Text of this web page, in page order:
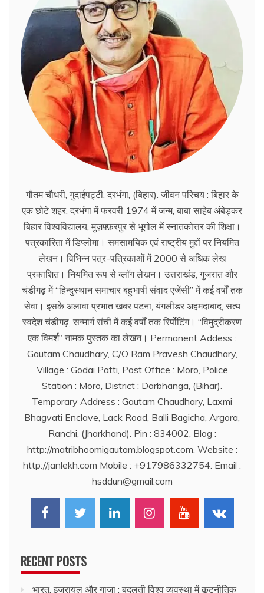
गौतम चौधरी, गुदाईपट्टी, दरभंगा, (बिहार). जीवन परिचय : बिहार के
एक छोटे शहर, दरभंगा में फरवरी 1974 में जन्म, बाबा साहेब अंबेड्कर
बिहार विश्वविद्यालय, मुज़फ़्फ़रपुर से भूगोल में स्नातकोत्तर की शिक्षा।
पत्रकारिता में डिप्लोमा। समसामयिक एवं राष्ट्रीय मुद्दों पर नियमित
लेखन। विभिन्न पत्र-पत्रिकाओं में 2000 से अधिक लेख
प्रकाशित। नियमित रूप से ब्लाॅग लेखन। उत्तराखंड, गुजरात और
चंडीगढ़ में ‘‘हिन्दुस्थान समाचार बहुभाषी संवाद एजेंसी’’ में कई वर्षों तक
सेवा। इसके अलावा प्रभात खबर पटना, यंगलीडर अहमदाबाद, सत्य
स्वदेश चंडीगढ़, सन्मार्ग रांची में कई वर्षों तक रिर्पोटिंग। ‘‘विमुद्रीकरण
एक विमर्श’’ नामक पुस्तक का लेखन। Permanent Addess :
Gautam Chaudhary, C/O Ram Pravesh Chaudhary,
Village : Godai Patti, Post Office : Moro, Police
Station : Moro, District : Darbhanga, (Bihar).
Temporary Address : Gautam Chaudhary, Laxmi
Bhagvati Enclave, Lack Road, Balli Bagicha, Argora,
Ranchi, (Jharkhand). Pin : 834002, Blog :
http://matribhoomigautam.blogspot.com. Website :
http://janlekh.com Mobile : +917986332754. Email :
hsddun@gmail.com
RECENT POSTS
भारत, इजरायल और गाजा : बदलती विश्व व्यवस्था में कूटनीतिक